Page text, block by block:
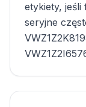
etykiety,
seryjne